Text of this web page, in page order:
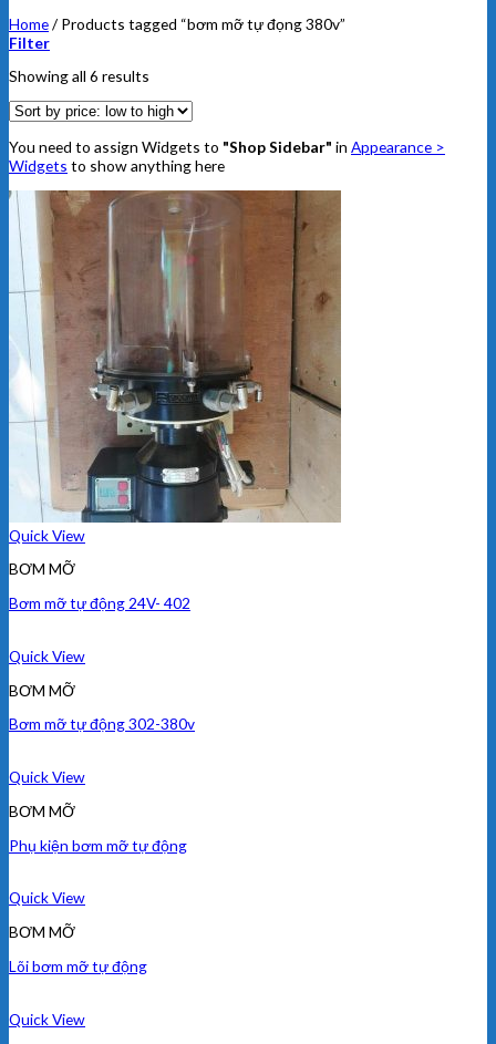
Home/ Products tagged “bơm mỡ tự đọng 380v”
Filter
Showing all 6 results
You need to assign Widgets to "Shop Sidebar" in Appearance >
Widgets to show anything here
Quick View
BƠM MỠ
Bơm mỡ tự động 24V- 402
Quick View
BƠM MỠ
Bơm mỡ tự động 302-380v
Quick View
BƠM MỠ
Phụ kiện bơm mỡ tự động
Quick View
BƠM MỠ
Lõi bơm mỡ tự động
Quick View